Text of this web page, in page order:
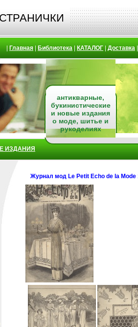
Главная Библиотека КАТАЛОГ Доставка
антикварные,
букинистические
и новые издания
о моде, шитье и
рукоделиях
ИЗДАНИЯ
Журнал мод Le Petit Echo de la